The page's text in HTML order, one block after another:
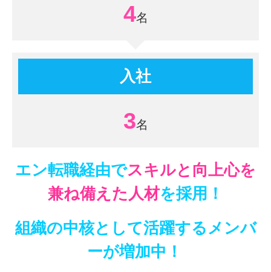
4
入社
3
エン転職経由でスキルと向上心を
兼ね備えた人材を採用！
組織の中核として活躍するメンバ
ーが増加中！